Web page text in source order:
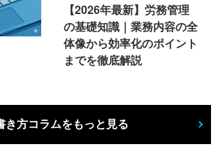
【2026年最新】労務管理
の基礎知識｜業務内容の全
体像から効率化のポイント
までを徹底解説
き方コラムをもっと見る